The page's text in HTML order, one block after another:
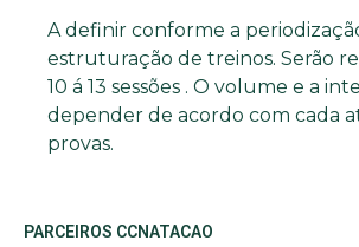
A definir conforme a
estruturação de treinos. Serão
10 á 13 sessões . O volume e a
depender de acordo com cada
provas.
PARCEIROS CCNATACAO